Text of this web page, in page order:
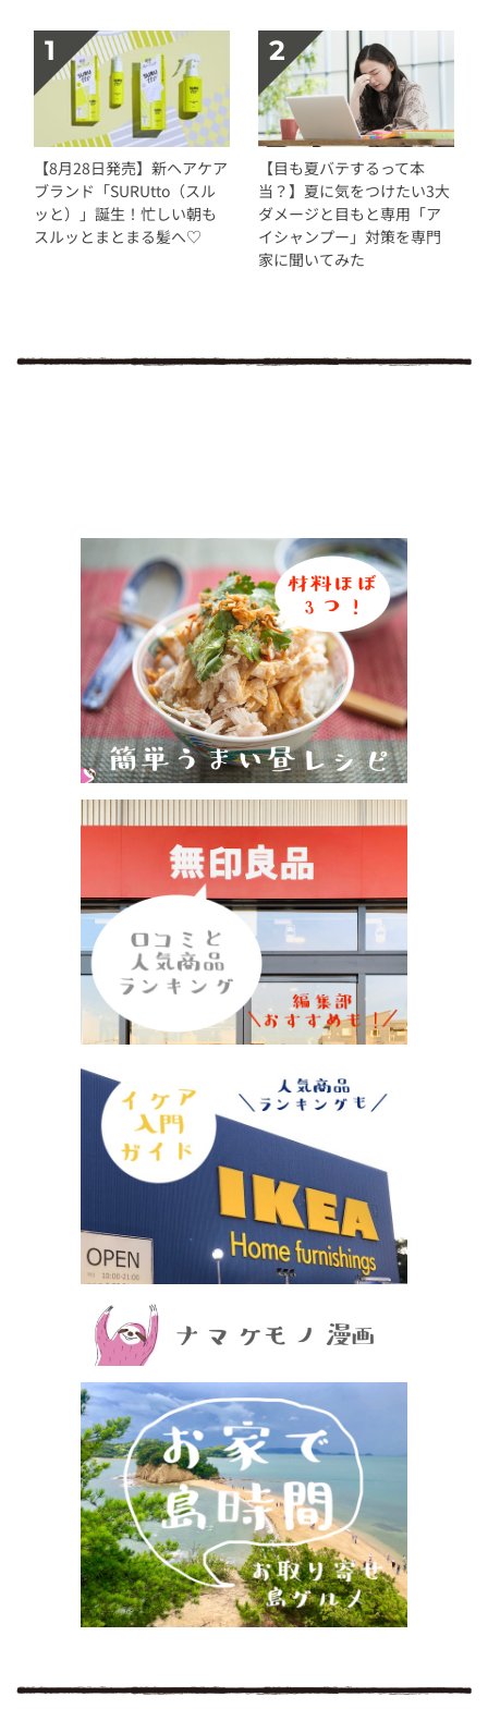
【8月28日発売】新ヘアケア
ブランド「SURUtto（スル
ッと）」誕生！忙しい朝も
スルッとまとまる髪へ♡
【目も夏バテするって本
当？】夏に気をつけたい3大
ダメージと目もと専用「ア
イシャンプー」対策を専門
家に聞いてみた